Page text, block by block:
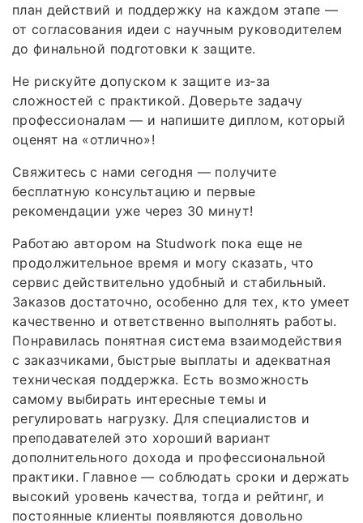
план действий и поддержку на каждом этапе —
от согласования идеи с научным руководителем
до финальной подготовки к защите.
Не рискуйте допуском к защите из‑за
сложностей с практикой. Доверьте задачу
профессионалам — и напишите диплом, который
оценят на «отлично»!
Свяжитесь с нами сегодня — получите
бесплатную консультацию и первые
рекомендации уже через 30 минут!
Работаю автором на Studwork пока еще не
продолжительное время и могу сказать, что
сервис действительно удобный и стабильный.
Заказов достаточно, особенно для тех, кто умеет
качественно и ответственно выполнять работы.
Понравилась понятная система взаимодействия
с заказчиками, быстрые выплаты и адекватная
техническая поддержка. Есть возможность
самому выбирать интересные темы и
регулировать нагрузку. Для специалистов и
преподавателей это хороший вариант
дополнительного дохода и профессиональной
практики. Главное — соблюдать сроки и держать
высокий уровень качества, тогда и рейтинг, и
постоянные клиенты появляются довольно